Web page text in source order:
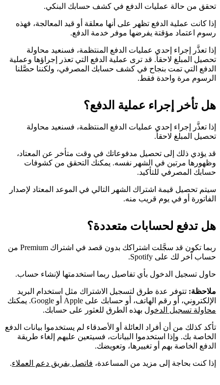
تحقق من حالة عمليات الدفع في كشف حسابك البنكي.
إذا كانت عملية الدفع تظهر على أنها معلقة أو قيد المعالجة، فهذه
رسوم اعتماد مؤقتة يفرضها موفر خدمة الدفع.
إذا تعذَّر إجراء إحدى عمليات الدفع المنتظمة، فسنعيد محاولة
تحصيل المبلغ لاحقاً. قد ترى عملية الدفع التي تعذر إجراؤها وعملية
الدفع التي تمت بنجاح في كشف حسابك المصرفي، ولكننا حصَّلنا
الرسوم مرة واحدة فقط.
هل تأخر إجراء عملية الدفع؟
إذا تعذَّر إجراء إحدى عمليات الدفع المنتظمة، فسنعيد محاولة
تحصيل المبلغ لاحقاً.
قد يؤدي ذلك إلى تحصيل مدفوعاتك في وقت متأخر عن المعتاد،
وظهورها مرتين في الشهر نفسه. يمكنك التحقق من كشوفات
حسابك المصرفي للتأكيد.
سيتم تحصيل قيمة اشتراك الشهر التالي في الموعد المعتاد لإصدار
الفاتورة أو في يوم قريب منه.
هل تدفع لحسابات متعددة؟
ربما تكون قد سجَّلت اشتراكك بدون قصد في اشتراك Premium من
حساب آخر لك على Spotify.
حاول تسجيل الدخول بأي تفاصيل ربما استخدمتها لإنشاء حساب.
ملاحظة: تتوفر عدة طرق لتسجيل الاشتراك مثل استخدام البريد
الإلكتروني، أو رقم الهاتف، أو حسابك على Apple أو Google. يمكنك
محاولة تسجيل الدخول بهذه الطرق للعثور على حسابك.
تأكد كذلك من أن أفراد العائلة أو الأصدقاء لم يستخدموا بيانات الدفع
الخاصة بك. وإذا استخدموا البيانات، فسيتعين عليهم إلغاء طريقة
الدفع الخاصة بهم أو تغييرها، وتعويضك.
إذا كنت بحاجة إلى مزيد من المساعدة، فاتصل بفريق دعم العملاء.